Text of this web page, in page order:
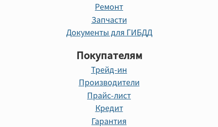
Ремонт
Запчасти
Документы для ГИБДД
Покупателям
Трейд-ин
Производители
Прайс-лист
Кредит
Гарантия